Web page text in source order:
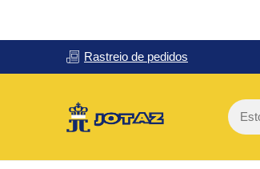
Rastreio de pedidos